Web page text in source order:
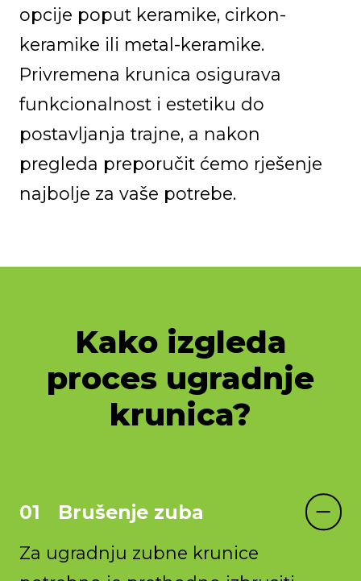
opcije poput keramike, cirkon-
keramike ili metal-keramike.
Privremena krunica osigurava
funkcionalnost i estetiku do
postavljanja trajne, a nakon
pregleda preporučit ćemo rješenje
najbolje za vaše potrebe.
Kako izgleda
proces ugradnje
krunica?
Brušenje zuba
Za ugradnju zubne krunice